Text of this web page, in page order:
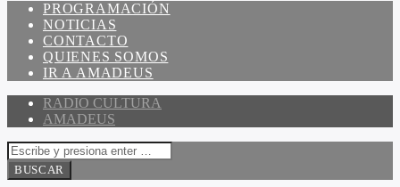
PROGRAMACIÓN
NOTICIAS
CONTACTO
QUIENES SOMOS
IR A AMADEUS
RADIO CULTURA
AMADEUS